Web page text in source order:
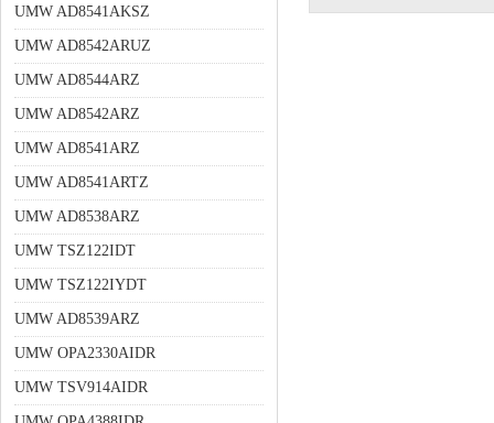
UMW AD8541AKSZ
UMW AD8542ARUZ
UMW AD8544ARZ
UMW AD8542ARZ
UMW AD8541ARZ
UMW AD8541ARTZ
UMW AD8538ARZ
UMW TSZ122IDT
UMW TSZ122IYDT
UMW AD8539ARZ
UMW OPA2330AIDR
UMW TSV914AIDR